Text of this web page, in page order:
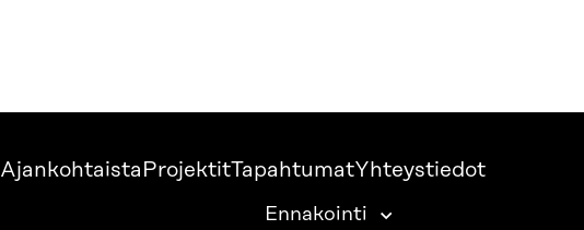
Ajankohtaista ProjektitTapahtumatYhteystiedot
Ennakointi